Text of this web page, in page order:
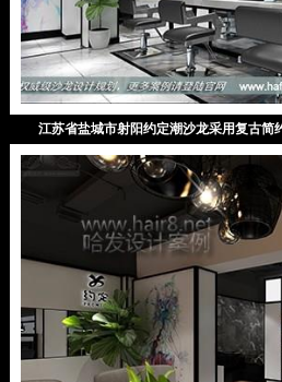
江苏省盐城市射阳约定潮沙龙采用复古简